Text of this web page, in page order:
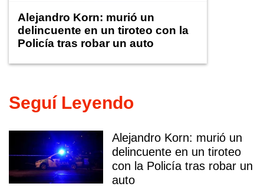
Alejandro Korn: murió un
delincuente en un tiroteo con la
Policía tras robar un auto
Seguí Leyendo
Alejandro Korn: murió un
delincuente en un tiroteo
con la Policía tras robar un
auto